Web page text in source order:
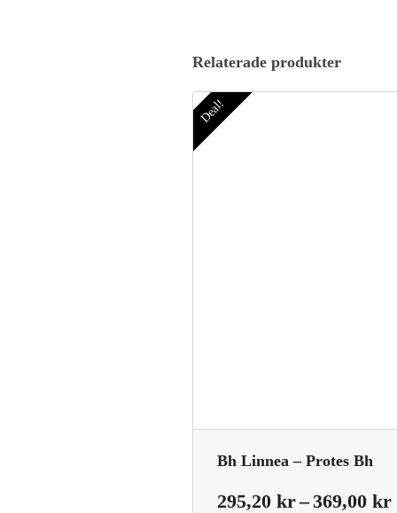
Relaterade produkter
Bh Linnea – Protes Bh
295,20 kr–369,00 kr
Deal!